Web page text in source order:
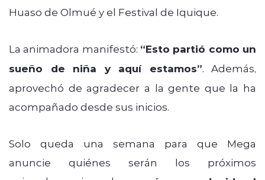
Huaso de Olmué y el Festival de Iquique.
La animadora manifestó: “Esto partió como un
sueño de niña y aquí estamos”. Además,
aprovechó de agradecer a la gente que la ha
acompañado desde sus inicios.
Solo queda una semana para que Mega
anuncie quiénes serán los próximos